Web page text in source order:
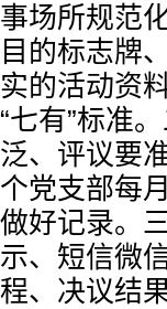
事场所规范
目的标志牌
实的活动资
“七有”标准
泛、评议要
个党支部每
做好记录。
示、短信微
程、决议结